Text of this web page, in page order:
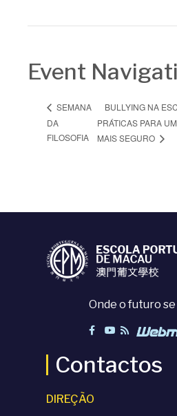
Event
SEMANA
DA
FILOSOFIA
BULLYING NA
PRÁTICAS PARA
MAIS SEGURO
Onde o futuro
Contactos
DIREÇÃO